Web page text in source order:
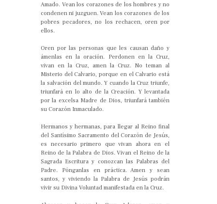
Amado. Vean los corazones de los hombres y no
condenen ni juzguen. Vean los corazones de los
pobres pecadores, no los rechacen, oren por
ellos.
Oren por las personas que les causan daño y
ámenlas en la oración. Perdonen en la Cruz,
vivan en la Cruz, amen la Cruz. No teman al
Misterio del Calvario, porque en el Calvario está
la salvación del mundo. Y cuando la Cruz triunfe,
triunfará en lo alto de la Creación. Y levantada
por la excelsa Madre de Dios, triunfará también
su Corazón Inmaculado.
Hermanos y hermanas, para llegar al Reino final
del Santísimo Sacramento del Corazón de Jesús,
es necesario primero que vivan ahora en el
Reino de la Palabra de Dios. Vivan el Reino de la
Sagrada Escritura y conozcan las Palabras del
Padre. Pónganlas en práctica. Amen y sean
santos, y viviendo la Palabra de Jesús podrán
vivir su Divina Voluntad manifestada en la Cruz.